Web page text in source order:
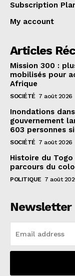
Subscription
My account
Articles
Mission 300 :
mobilisés pour
Afrique
SOCIÉTÉ 7 août 2026
Inondations
gouvernement
603 personnes
SOCIÉTÉ 7 août 2026
Histoire du Togo
parcours du
POLITIQUE 7 août
Newsletter